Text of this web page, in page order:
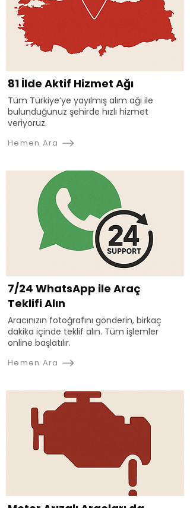
81 İlde Aktif Hizmet Ağı
Tüm Türkiye’ye yayılmış alım ağı ile
bulunduğunuz şehirde hızlı hizmet
veriyoruz.
Hemen Ara
7/24 WhatsApp ile Araç
Teklifi Alın
Aracınızın fotoğrafını gönderin, birkaç
dakika içinde teklif alın. Tüm işlemler
online başlatılır.
Hemen Ara